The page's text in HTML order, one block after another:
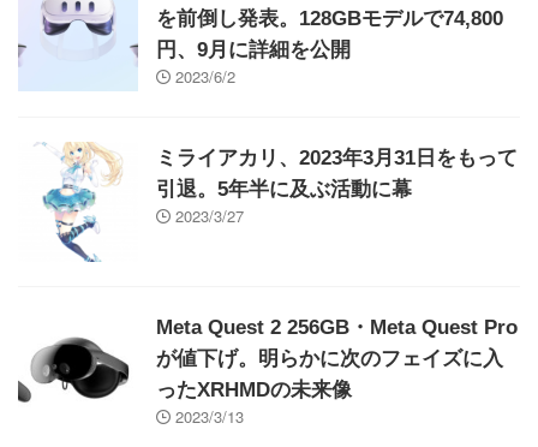
を前倒し発表。128GBモデルで74,800
円、9月に詳細を公開
2023/6/2
ミライアカリ、2023年3月31日をもって
引退。5年半に及ぶ活動に幕
2023/3/27
Meta Quest 2 256GB・Meta Quest Pro
が値下げ。明らかに次のフェイズに入
ったXRHMDの未来像
2023/3/13